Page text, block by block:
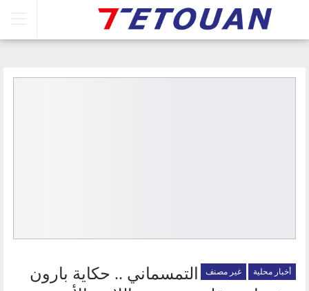
أخبار محلية غير مصنف
التمسماني .. حكاية بارون